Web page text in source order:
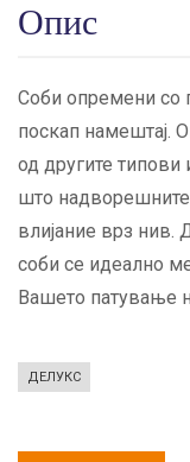
Опис
Соби опремени со
поскап намештај.
од другите типови
што
влијание врз нив.
соби се идеално
Вашето патување
ДЕЛУКС